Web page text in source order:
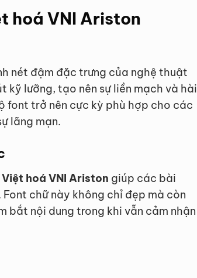
hoá VNI Ariston
nét đậm đặc trưng của nghệ thuật
kỹ lưỡng, tạo nên sự liền mạch và hài
font trở nên cực kỳ phù hợp cho các
lãng mạn.
hoá VNI Ariston giúp các bài
chữ này không chỉ đẹp mà còn
bắt nội dung trong khi vẫn cảm nhận